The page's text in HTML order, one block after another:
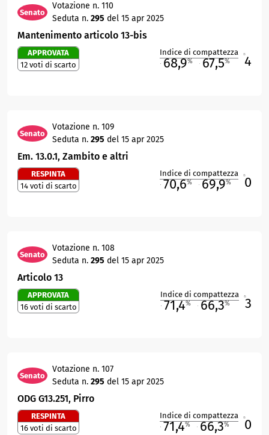
Senato
Votazione n. 110
Seduta n. 295 del 15 apr 2025
Mantenimento articolo 13-bis
APPROVATA
12 voti di scarto
Indice di compattezza
68,9% 67,5% 4
Senato
Votazione n. 109
Seduta n. 295 del 15 apr 2025
Em. 13.0.1, Zambito e altri
RESPINTA
14 voti di scarto
Indice di compattezza
70,6% 69,9% 0
Senato
Votazione n. 108
Seduta n. 295 del 15 apr 2025
Articolo 13
APPROVATA
16 voti di scarto
Indice di compattezza
71,4% 66,3% 3
Senato
Votazione n. 107
Seduta n. 295 del 15 apr 2025
ODG G13.251, Pirro
RESPINTA
16 voti di scarto
Indice di compattezza
71,4% 66,3% 0